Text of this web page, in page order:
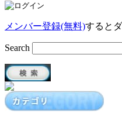
メンバー登録(無料)すると
Search